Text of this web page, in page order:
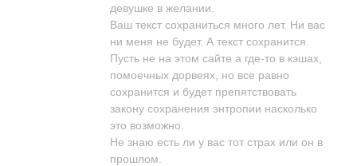
девушке в желании.
Ваш текст сохраниться много лет. Ни вас
ни меня не будет. А текст сохранится.
Пусть не на этом сайте а где-то в кэшах,
помоечных дорвеях, но все равно
сохранится и будет препятствовать
закону сохранения энтропии насколько
это возможно.
Не знаю есть ли у вас тот страх или он в
прошлом.